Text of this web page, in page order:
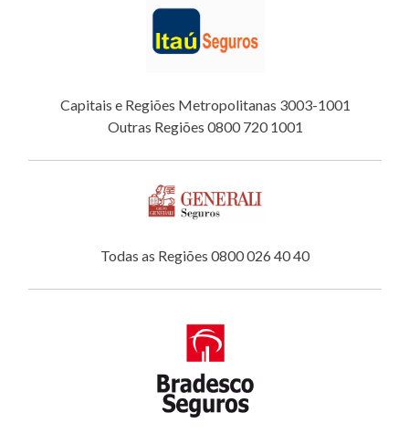
Capitais e Regiões Metropolitanas 3003-1001
Outras Regiões 0800 720 1001
Todas as Regiões 0800 026 40 40